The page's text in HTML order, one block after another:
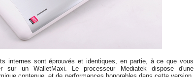
internes sont éprouvés et identiques, en partie, à ce que vous
sur un WalletMaxi. Le processeur Mediatek dispose d'une